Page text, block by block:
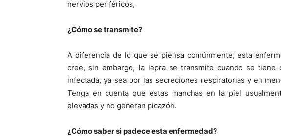
nervios periféricos,
¿Cómo se transmite?
A diferencia de lo que se piensa comúnmente, esta
cree, sin embargo, la lepra se transmite cuando se tiene
infectada, ya sea por las secreciones respiratorias y en
Tenga en cuenta que estas manchas en la piel
elevadas y no generan picazón.
¿Cómo saber si padece esta enfermedad?